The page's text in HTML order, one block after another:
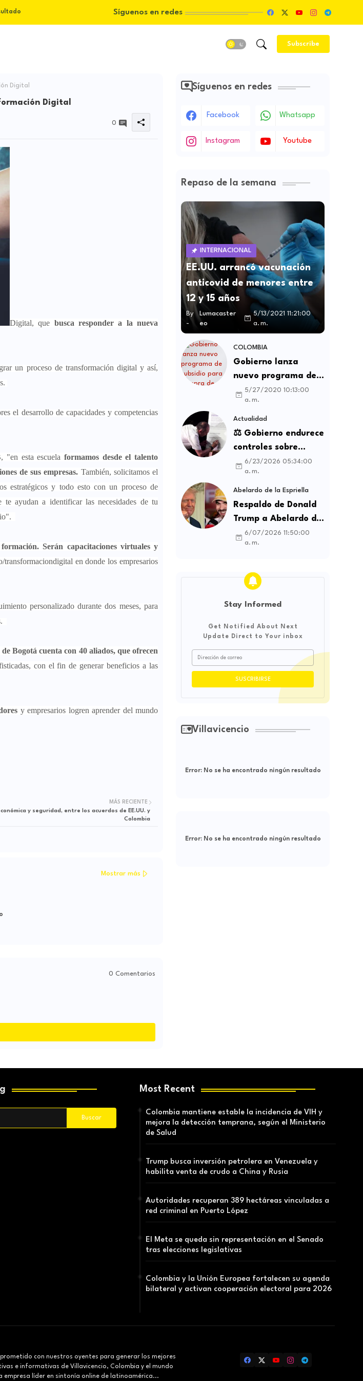
Síguenos en redes
Subscribe
Digital
Digital
0
Digital, que busca responder a la nueva
un proceso de transformación digital y así,
el desarrollo de capacidades y competencias
"en esta escuela formamos desde el talento
de sus empresas. También, solicitamos el
estratégicos y todo esto con un proceso de
te ayudan a identificar las necesidades de tu
Serán capacitaciones virtuales y
transformaciondigital en donde los empresarios
personalizado durante dos meses, para
Bogotá cuenta con 40 aliados, que ofrecen
con el fin de generar beneficios a las
y empresarios logren aprender del mundo
MÁS RECIENTE
y seguridad, entre los acuerdos de EE.UU. y
Colombia
Mostrar más
0 Comentarios
Síguenos en redes
Facebook Whatsapp
Instagram Youtube
Repaso de la semana
INTERNACIONAL
EE.UU. arrancó vacunación
anticovid de menores entre
12 y 15 años
By
-
Lumacaster
eo
5/13/2021 11:21:00
a. m.
COLOMBIA
Gobierno lanza
nuevo programa de
subsidio para compra
de vivienda VIS y no
VIS
5/27/2020 10:13:00
a. m.
Actualidad
⚖️ Gobierno endurece
controles sobre
contratos sindicales
y busca frenar la
intermediación
laboral ilegal
6/23/2026 05:34:00
a. m.
Abelardo de la Espriella
Respaldo de Donald
Trump a Abelardo de
la Espriella genera
debate sobre
influencia
internacional
6/07/2026 11:50:00
a. m.
Stay Informed
Get Notified About Next
Update Direct to Your inbox
Villavicencio
Error:No se ha encontrado ningún resultado
Error:No se ha encontrado ningún resultado
Most Recent
Colombia mantiene estable la incidencia de VIH y
mejora la detección temprana, según el Ministerio
de Salud
Trump busca inversión petrolera en Venezuela y
habilita venta de crudo a China y Rusia
Autoridades recuperan 389 hectáreas vinculadas a
red criminal en Puerto López
El Meta se queda sin representación en el Senado
tras elecciones legislativas
Colombia y la Unión Europea fortalecen su agenda
bilateral y activan cooperación electoral para 2026
con nuestros oyentes para generar los mejores
e informativas de Villavicencio, Colombia y el mundo
empresa líder en sintonía online de latinoamérica...